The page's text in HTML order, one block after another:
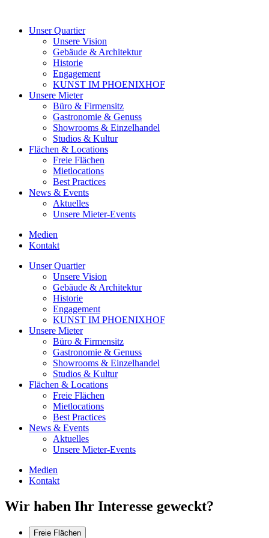
Unser Quartier
Unsere Vision
Gebäude & Architektur
Historie
Engagement
KUNST IM PHOENIXHOF
Unsere Mieter
Büro & Firmensitz
Gastronomie & Genuss
Showrooms & Einzelhandel
Studios & Kultur
Flächen & Locations
Freie Flächen
Mietlocations
Best Practices
News & Events
Aktuelles
Unsere Mieter-Events
Medien
Kontakt
Unser Quartier
Unsere Vision
Gebäude & Architektur
Historie
Engagement
KUNST IM PHOENIXHOF
Unsere Mieter
Büro & Firmensitz
Gastronomie & Genuss
Showrooms & Einzelhandel
Studios & Kultur
Flächen & Locations
Freie Flächen
Mietlocations
Best Practices
News & Events
Aktuelles
Unsere Mieter-Events
Medien
Kontakt
Wir haben Ihr Interesse geweckt?
Freie Flächen